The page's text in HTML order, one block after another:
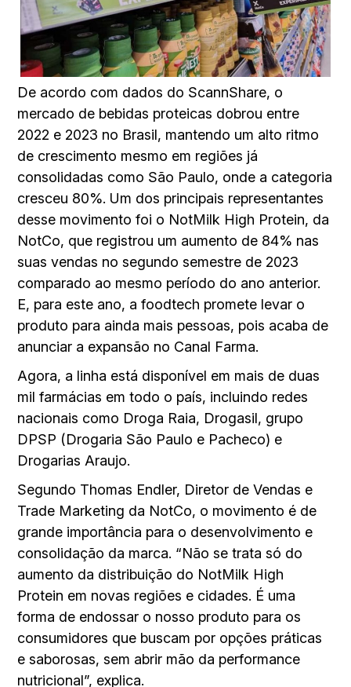
De acordo com dados do ScannShare, o
mercado de bebidas proteicas dobrou entre
2022 e 2023 no Brasil, mantendo um alto ritmo
de crescimento mesmo em regiões já
consolidadas como São Paulo, onde a categoria
cresceu 80%. Um dos principais representantes
desse movimento foi o NotMilk High Protein, da
NotCo, que registrou um aumento de 84% nas
suas vendas no segundo semestre de 2023
comparado ao mesmo período do ano anterior.
E, para este ano, a foodtech promete levar o
produto para ainda mais pessoas, pois acaba de
anunciar a expansão no Canal Farma.
Agora, a linha está disponível em mais de duas
mil farmácias em todo o país, incluindo redes
nacionais como Droga Raia, Drogasil, grupo
DPSP (Drogaria São Paulo e Pacheco) e
Drogarias Araujo.
Segundo Thomas Endler, Diretor de Vendas e
Trade Marketing da NotCo, o movimento é de
grande importância para o desenvolvimento e
consolidação da marca. “Não se trata só do
aumento da distribuição do NotMilk High
Protein em novas regiões e cidades. É uma
forma de endossar o nosso produto para os
consumidores que buscam por opções práticas
e saborosas, sem abrir mão da performance
nutricional”, explica.